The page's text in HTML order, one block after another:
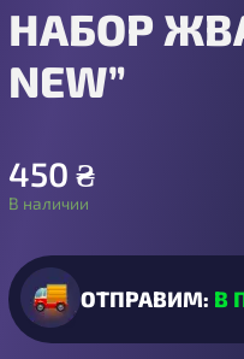
НАБОР
NEW”
450 ₴
В наличии
ОТПРАВИМ: В